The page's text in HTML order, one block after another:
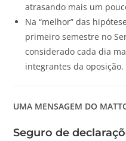
atrasando mais um
Na “melhor” das
primeiro semestre no
considerado cada dia
integrantes da oposição.
UMA MENSAGEM DO
Seguro de